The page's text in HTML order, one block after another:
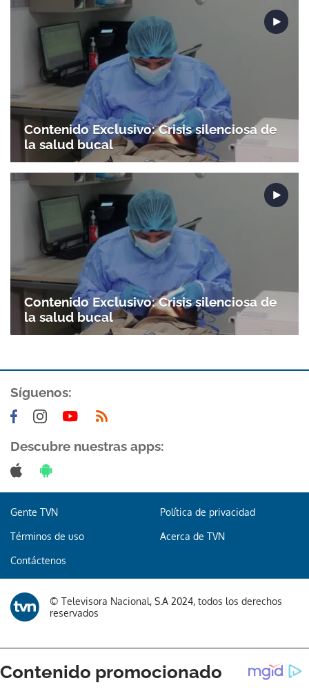
Gracias por suscribirte a nuestro boletín.
Contenido Exclusivo: Crisis silenciosa de
la salud bucal
Contenido Exclusivo: Crisis silenciosa de
la salud bucal
Síguenos:
Descubre nuestras apps:
Gente TVN Política de privacidad
Términos de uso Acerca de TVN
Contáctenos
© Televisora Nacional, S.A 2024, todos los derechos
reservados